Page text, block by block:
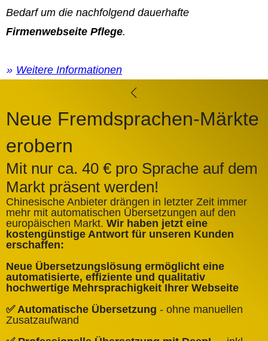
Bedarf um die nachfolgend dauerhafte
Firmenwebseite Pflege.
Weitere Informationen
Neue Fremdsprachen-Märkte
erobern
Mit nur ca. 40 € pro Sprache auf dem
Markt präsent werden!
Chinesische Anbieter drängen in letzter Zeit immer
mehr mit automatischen Übersetzungen auf den
europäischen Markt. Wir haben jetzt eine
kostengünstige Antwort für unseren Kunden
erschaffen:
Neue Übersetzungslösung ermöglicht eine
automatisierte, effiziente und qualitativ
hochwertige Mehrsprachigkeit Ihrer Webseite
✅ Automatische Übersetzung - ohne manuellen
Zusatzaufwand